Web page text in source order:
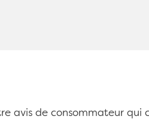
avis de consommateur